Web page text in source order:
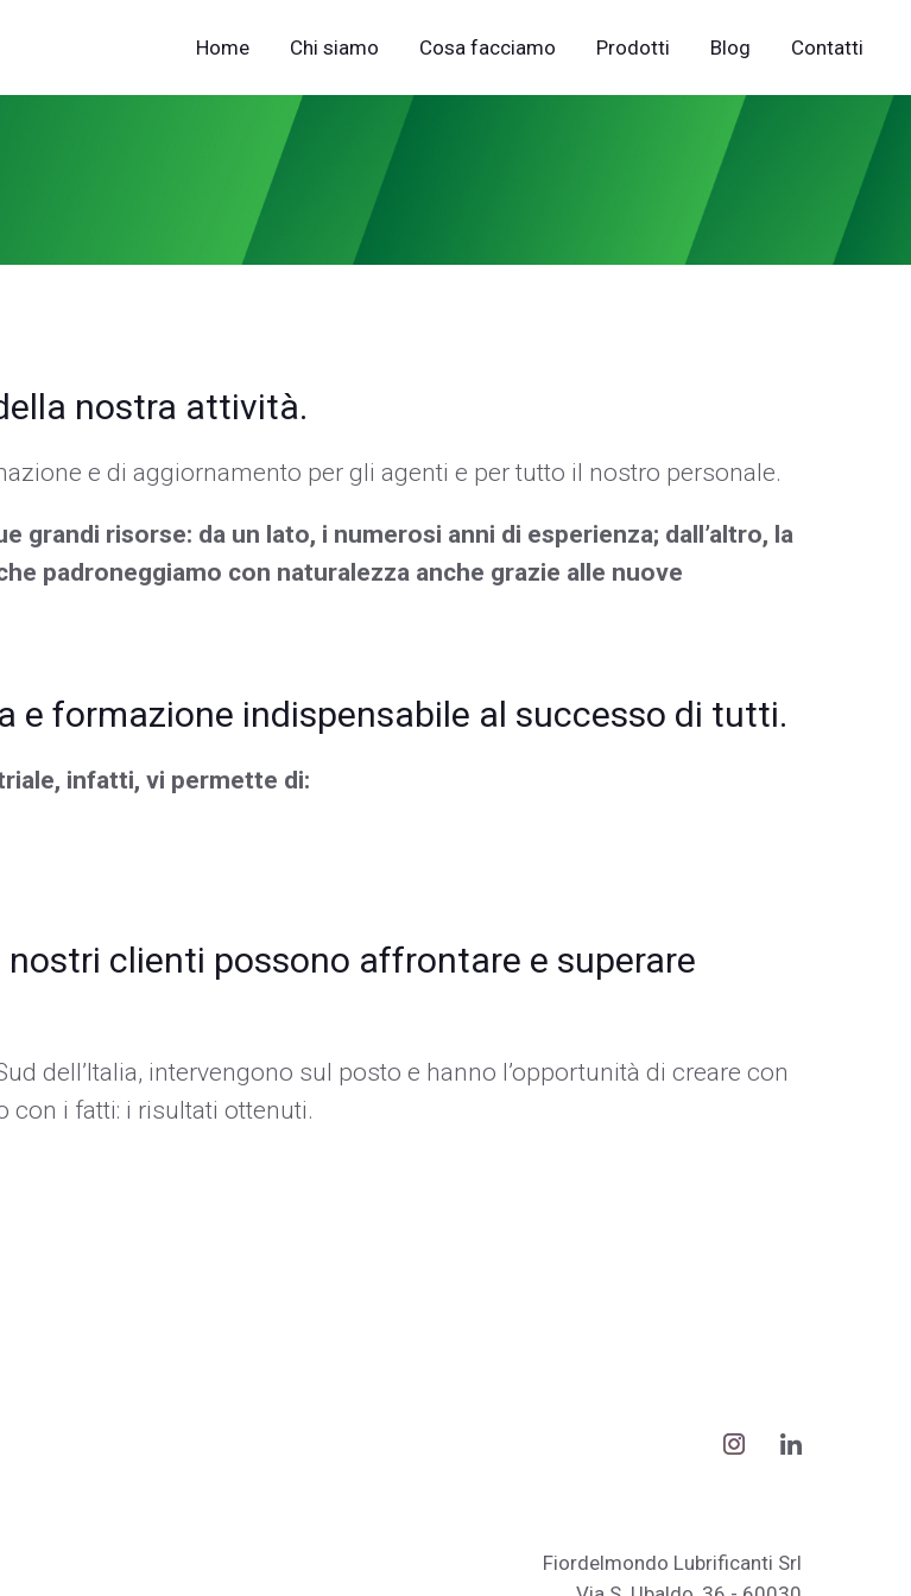
Home Chi siamo Cosa facciamo Prodotti Blog Contatti
nostra attività.
e di aggiornamento per gli agenti e per tutto il nostro personale.
grandi risorse: da un lato, i numerosi anni di esperienza; dall’altro, la
padroneggiamo con naturalezza anche grazie alle nuove
e formazione indispensabile al successo di tutti.
infatti, vi permette di:
clienti possono affrontare e superare
dell’Italia, intervengono sul posto e hanno l’opportunità di creare con
i fatti: i risultati ottenuti.
Fiordelmondo Lubrificanti Srl